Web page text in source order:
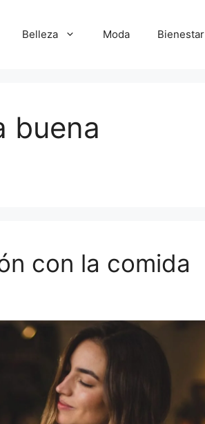
Belleza Moda Bienestar
buena
con la comida